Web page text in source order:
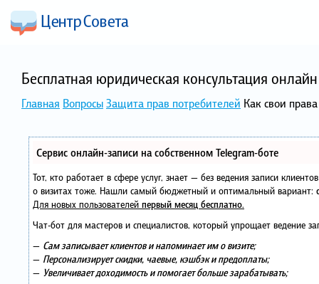
Бесплатная юридическая консультация
Главная ВопросыЗащита прав потребителей Как свои
Сервис онлайн-записи на собственном Telegram-боте
Тот, кто работает в сфере услуг, знает — без ведения записи
о визитах тоже. Нашли самый бюджетный и оптимальный вариант:
Для новых пользователей первый месяц бесплатно.
Чат-бот для мастеров и специалистов, который упрощает ведение
— Сам записывает клиентов и напоминает им о визите;
— Персонализирует скидки, чаевые, кэшбэк и предоплаты;
— Увеличивает доходимость и помогает больше зарабатывать;